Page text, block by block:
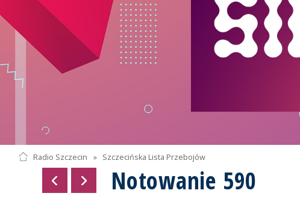
Radio Szczecin » Szczecińska Lista Przebojów
Notowanie 590